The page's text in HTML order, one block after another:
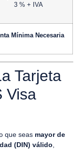
3 % + IVA
Mínima Necesaria
Tarjeta
Visa
que seas mayor de
(DIN) válido